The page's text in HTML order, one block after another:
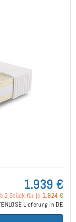
140x190 cm -
(3)
1.939 €
2 Stück für je 1.924 €
Lieferung in DE